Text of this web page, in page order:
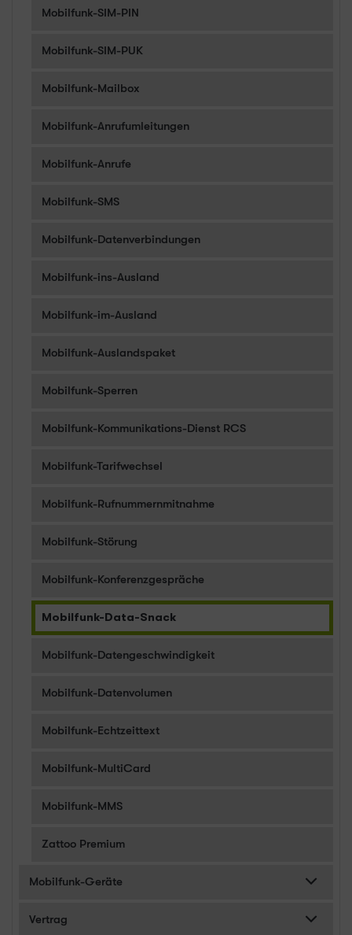
Mobilfunk-SIM-PIN
Mobilfunk-SIM-PUK
Mobilfunk-Mailbox
Mobilfunk-Anrufumleitungen
Mobilfunk-Anrufe
Mobilfunk-SMS
Mobilfunk-Datenverbindungen
Mobilfunk-ins-Ausland
Mobilfunk-im-Ausland
Mobilfunk-Auslandspaket
Mobilfunk-Sperren
Mobilfunk-Kommunikations-Dienst RCS
Mobilfunk-Tarifwechsel
Mobilfunk-Rufnummernmitnahme
Mobilfunk-Störung
Mobilfunk-Konferenzgespräche
Mobilfunk-Data-Snack
Mobilfunk-Datengeschwindigkeit
Mobilfunk-Datenvolumen
Mobilfunk-Echtzeittext
Mobilfunk-MultiCard
Mobilfunk-MMS
Zattoo Premium
Mobilfunk-Geräte
Vertrag